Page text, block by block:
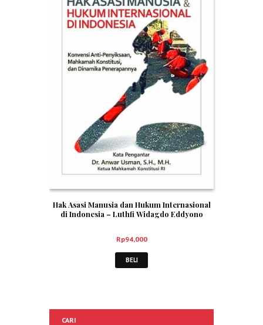
Hak Asasi Manusia dan Hukum Internasional
di Indonesia – Luthfi Widagdo Eddyono
Rp94,000
BELI
CARI